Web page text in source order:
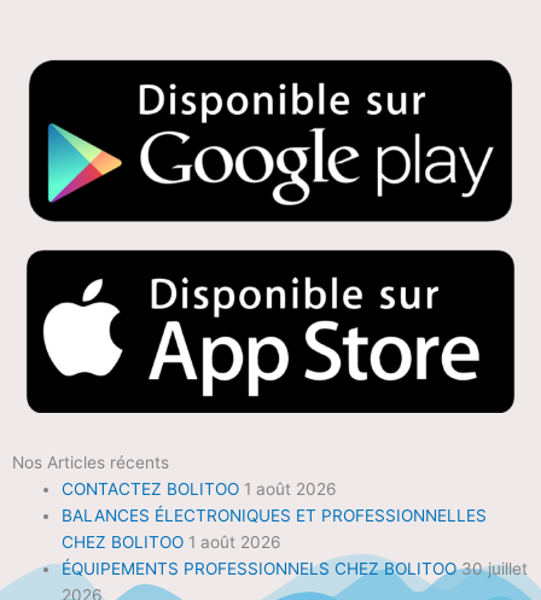
Nos Articles récents
CONTACTEZ BOLITOO 1 août 2026
BALANCES ÉLECTRONIQUES ET PROFESSIONNELLES
CHEZ BOLITOO 1 août 2026
ÉQUIPEMENTS PROFESSIONNELS CHEZ BOLITOO 30 juillet
2026